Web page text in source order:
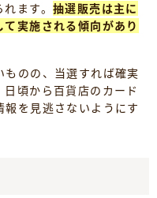
ます。 抽選販売は主に
実施される傾向があり
のの、当選すれば確実
頃から百貨店のカード
を見逃さないようにす